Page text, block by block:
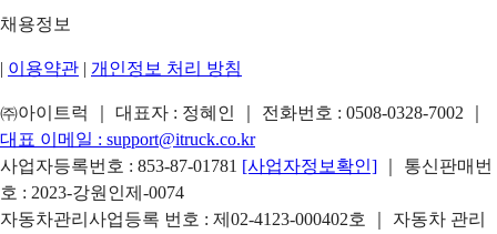
채용정보
| 이용약관 | 개인정보 처리 방침
㈜아이트럭 ｜ 대표자 : 정혜인 ｜ 전화번호 : 0508-0328-7002
대표 이메일 : support@itruck.co.kr
사업자등록번호 : 853-87-01781 [사업자정보확인]
｜ 통신판매번
호 : 2023-강원인제-0074
자동차관리사업등록 번호 : 제02-4123-000402호 ｜ 자동차 관리